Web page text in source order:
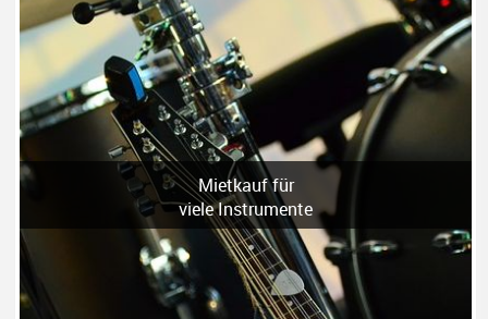
Mietkauf für
viele Instrumente